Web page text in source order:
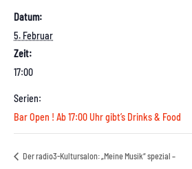
Datum:
5. Februar
Zeit:
17:00
Serien:
Bar Open ! Ab 17:00 Uhr gibt’s Drinks & Food
Der radio3-Kultursalon: „Meine Musik“ spezial –